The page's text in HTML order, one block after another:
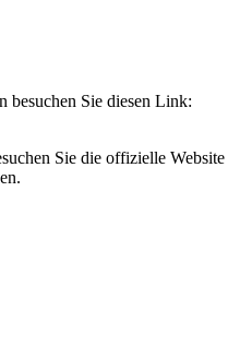
besuchen Sie diesen Link:
Sie die offizielle Website